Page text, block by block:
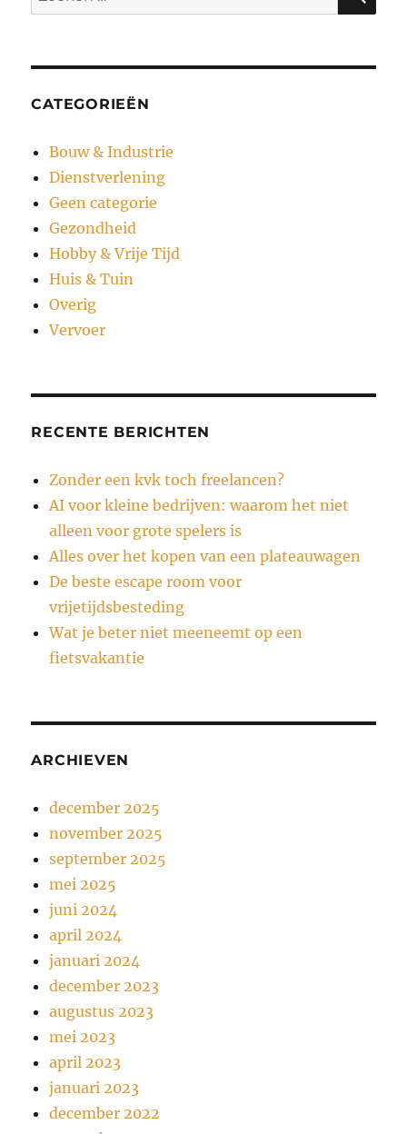
naar:
CATEGORIEËN
Bouw & Industrie
Dienstverlening
Geen categorie
Gezondheid
Hobby & Vrije Tijd
Huis & Tuin
Overig
Vervoer
RECENTE BERICHTEN
Zonder een kvk toch freelancen?
AI voor kleine bedrijven: waarom het niet
alleen voor grote spelers is
Alles over het kopen van een plateauwagen
De beste escape room voor
vrijetijdsbesteding
Wat je beter niet meeneemt op een
fietsvakantie
ARCHIEVEN
december 2025
november 2025
september 2025
mei 2025
juni 2024
april 2024
januari 2024
december 2023
augustus 2023
mei 2023
april 2023
januari 2023
december 2022